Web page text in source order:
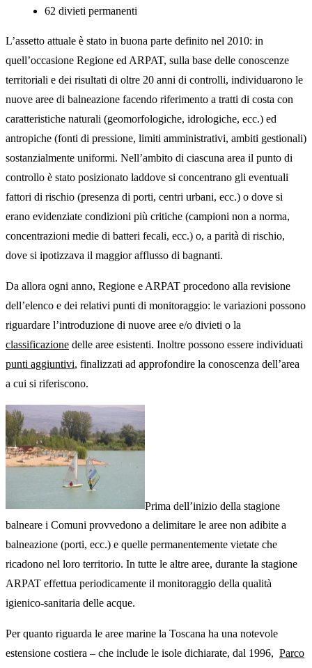
62 divieti permanenti
L’assetto attuale è stato in buona parte definito nel 2010: in
quell’occasione Regione ed ARPAT, sulla base delle conoscenze
territoriali e dei risultati di oltre 20 anni di controlli, individuarono le
nuove aree di balneazione facendo riferimento a tratti di costa con
caratteristiche naturali (geomorfologiche, idrologiche, ecc.) ed
antropiche (fonti di pressione, limiti amministrativi, ambiti gestionali)
sostanzialmente uniformi. Nell’ambito di ciascuna area il punto di
controllo è stato posizionato laddove si concentrano gli eventuali
fattori di rischio (presenza di porti, centri urbani, ecc.) o dove si
erano evidenziate condizioni più critiche (campioni non a norma,
concentrazioni medie di batteri fecali, ecc.) o, a parità di rischio,
dove si ipotizzava il maggior afflusso di bagnanti.
Da allora ogni anno, Regione e ARPAT procedono alla revisione
dell’elenco e dei relativi punti di monitoraggio: le variazioni possono
riguardare l’introduzione di nuove aree e/o divieti o la
classificazione delle aree esistenti. Inoltre possono essere individuati
punti aggiuntivi, finalizzati ad approfondire la conoscenza dell’area
a cui si riferiscono.
Prima dell’inizio della stagione
balneare i Comuni provvedono a delimitare le aree non adibite a
balneazione (porti, ecc.) e quelle permanentemente vietate che
ricadono nel loro territorio. In tutte le altre aree, durante la stagione
ARPAT effettua periodicamente il monitoraggio della qualità
igienico-sanitaria delle acque.
Per quanto riguarda le aree marine la Toscana ha una notevole
estensione costiera – che include le isole dichiarate, dal 1996, Parco